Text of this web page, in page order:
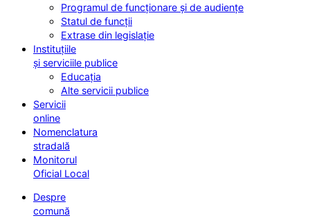
Programul de funcționare și de audiențe
Statul de funcții
Extrase din legislație
Instituțiile
și serviciile publice
Educația
Alte servicii publice
Servicii
online
Nomenclatura
stradală
Monitorul
Oficial Local
Despre
comună